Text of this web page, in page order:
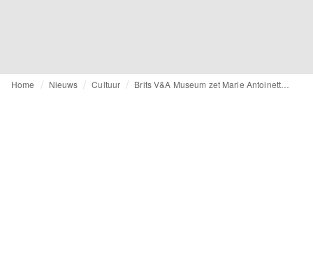
Home Nieuws Cultuur